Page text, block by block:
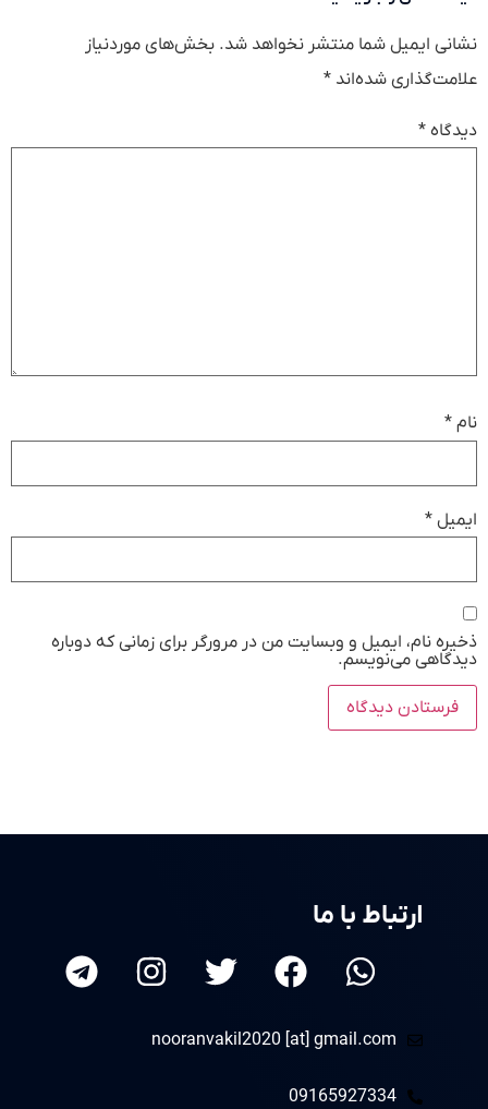
نشانی ایمیل شما منتشر نخواهد شد. بخش‌های موردنیاز
علامت‌گذاری شده‌اند *
دیدگاه *
نام *
ایمیل *
ذخیره نام، ایمیل و وبسایت من در مرورگر برای زمانی که دوباره
دیدگاهی می‌نویسم.
ارتباط با ما
nooranvakil2020 [at] gmail.com
09165927334